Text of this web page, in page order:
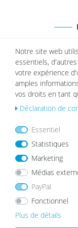
List
sou
hait
s
Lot de 10 Cadres Bois
Acrylique
89,99 €
Notre site web
essentiels,
votre expérience
amples
vos droits en tant
Déclaration de
Essentiel
Statistiques
Marketing
Médias
PayPal
Fonctionnel
Plus de détails